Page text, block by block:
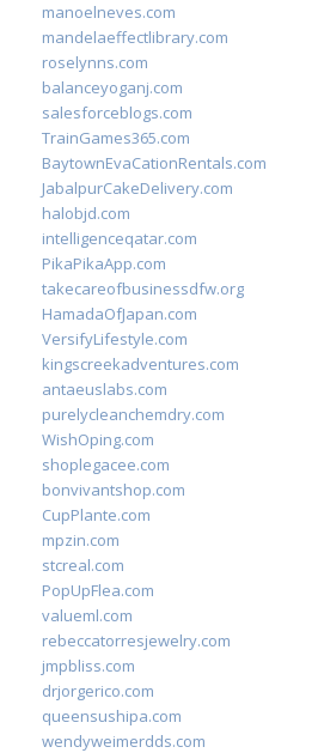
manoelneves.com
mandelaeffectlibrary.com
roselynns.com
balanceyoganj.com
salesforceblogs.com
TrainGames365.com
BaytownEvaCationRentals.com
JabalpurCakeDelivery.com
halobjd.com
intelligenceqatar.com
PikaPikaApp.com
takecareofbusinessdfw.org
HamadaOfJapan.com
VersifyLifestyle.com
kingscreekadventures.com
antaeuslabs.com
purelycleanchemdry.com
WishOping.com
shoplegacee.com
bonvivantshop.com
CupPlante.com
mpzin.com
stcreal.com
PopUpFlea.com
valueml.com
rebeccatorresjewelry.com
jmpbliss.com
drjorgerico.com
queensushipa.com
wendyweimerdds.com